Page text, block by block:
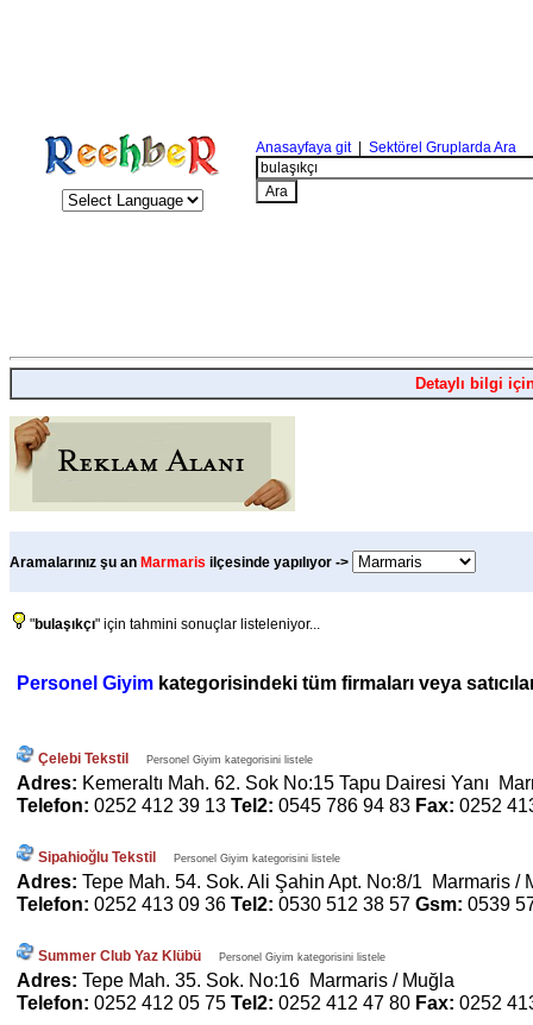
Anasayfaya git| Sektörel Gruplarda Ara
Detaylı bilgi
Aramalarınız şu an Marmaris ilçesinde yapılıyor ->
"bulaşıkçı" için tahmini sonuçlar listeleniyor...
Personel Giyim kategorisindeki tüm firmaları veya
Çelebi Tekstil Personel Giyim kategorisini listele
Adres: Kemeraltı Mah. 62. Sok No:15 Tapu Dairesi Yanı
Telefon: 0252 412 39 13 Tel2: 0545 786 94 83 Fax: 0252
Sipahioğlu Tekstil Personel Giyim kategorisini listele
Adres: Tepe Mah. 54. Sok. Ali Şahin Apt. No:8/1 Marmaris /
Telefon: 0252 413 09 36 Tel2: 0530 512 38 57 Gsm: 0539
Summer Club Yaz Klübü Personel Giyim kategorisini listele
Adres: Tepe Mah. 35. Sok. No:16 Marmaris / Muğla
Telefon: 0252 412 05 75 Tel2: 0252 412 47 80 Fax: 0252